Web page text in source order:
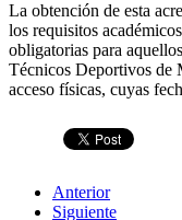
La obtención de esta
los requisitos
obligatorias para
Técnicos Deportivos de
acceso físicas, cuyas
Anterior
Siguiente